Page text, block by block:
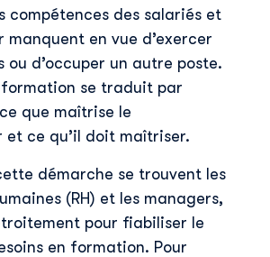
compétences des salariés et
manquent en vue d’exercer
ou d’occuper un autre poste.
formation se traduit par
que maîtrise le
et ce qu’il doit maîtriser.
démarche se trouvent les
(RH) et les managers,
pour fiabiliser le
en formation. Pour